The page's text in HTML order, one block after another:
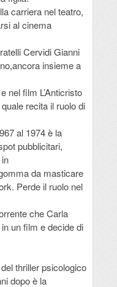
carriera nel teatro,
al cinema
Cervidi Gianni
insieme a
nel film L’Anticristo
recita il ruolo di
al 1974 è la
pubblicitari,
da masticare
Perde il ruolo nel
che Carla
un film e decide di
thriller psicologico
dopo è la